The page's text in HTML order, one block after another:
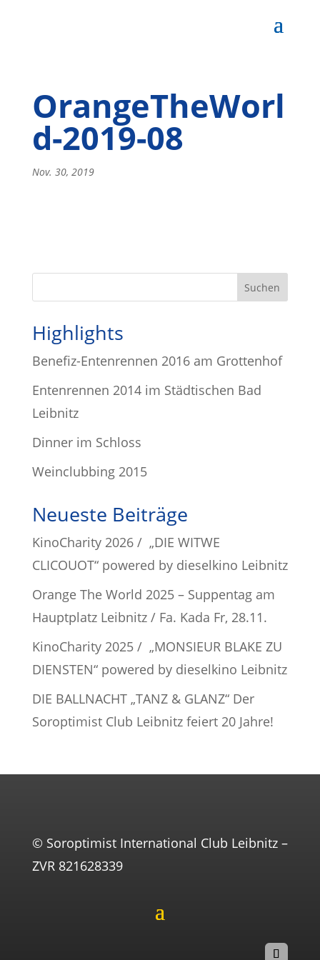
OrangeTheWorl
d-2019-08
Nov. 30, 2019
Highlights
Benefiz-Entenrennen 2016 am Grottenhof
Entenrennen 2014 im Städtischen Bad
Leibnitz
Dinner im Schloss
Weinclubbing 2015
Neueste Beiträge
KinoCharity 2026 / „DIE WITWE
CLICOUOT“ powered by dieselkino Leibnitz
Orange The World 2025 – Suppentag am
Hauptplatz Leibnitz / Fa. Kada Fr, 28.11.
KinoCharity 2025 / „MONSIEUR BLAKE ZU
DIENSTEN“ powered by dieselkino Leibnitz
DIE BALLNACHT „TANZ & GLANZ“ Der
Soroptimist Club Leibnitz feiert 20 Jahre!
© Soroptimist International Club Leibnitz –
ZVR 821628339